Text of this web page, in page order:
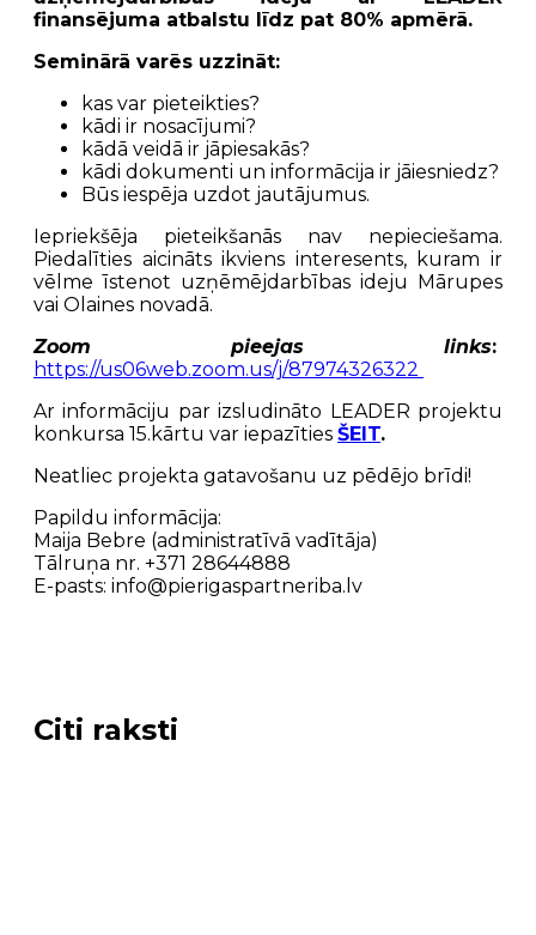
finansējuma atbalstu līdz pat 80% apmērā.
Seminārā varēs uzzināt:
kas var pieteikties?
kādi ir nosacījumi?
kādā veidā ir jāpiesakās?
kādi dokumenti un informācija ir jāiesniedz?
Būs iespēja uzdot jautājumus.
Iepriekšēja pieteikšanās nav nepieciešama.
Piedalīties aicināts ikviens interesents, kuram ir
vēlme īstenot uzņēmējdarbības ideju Mārupes
vai Olaines novadā.
Zoom pieejas links:
https://us06web.zoom.us/j/87974326322
Ar informāciju par izsludināto LEADER projektu
konkursa 15.kārtu var iepazīties ŠEIT.
Neatliec projekta gatavošanu uz pēdējo brīdi!
Papildu informācija:
Maija Bebre (administratīvā vadītāja)
Tālruņa nr. +371 28644888
E-pasts: info@pierigaspartneriba.lv
Citi raksti